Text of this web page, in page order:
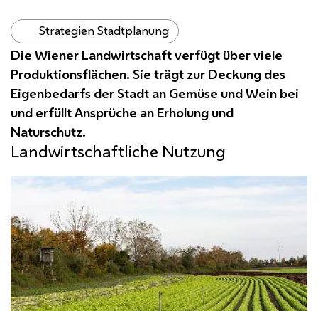
Strategien Stadtplanung
Die Wiener Landwirtschaft verfügt über viele
Produktionsflächen. Sie trägt zur Deckung des
Eigenbedarfs der Stadt an Gemüse und Wein bei
und erfüllt Ansprüche an Erholung und
Naturschutz.
Landwirtschaftliche Nutzung